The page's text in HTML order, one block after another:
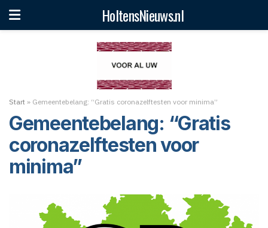
HoltensNieuws.nl
Start » Gemeentebelang: “Gratis coronazelftesten voor minima”
Gemeentebelang: “Gratis
coronazelftesten voor
minima”